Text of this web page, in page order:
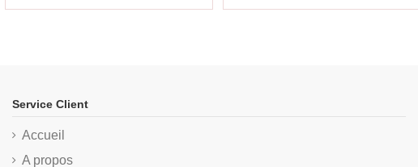
Service Client
Accueil
A propos